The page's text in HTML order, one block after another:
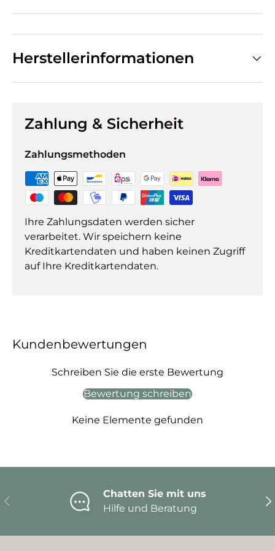
Herstellerinformationen
Zahlung & Sicherheit
Zahlungsmethoden
Ihre Zahlungsdaten werden sicher
verarbeitet. Wir speichern keine
Kreditkartendaten und haben keinen Zugriff
auf Ihre Kreditkartendaten.
Kundenbewertungen
Schreiben Sie die erste Bewertung
Bewertung schreiben
Keine Elemente gefunden
Vorherige
Chatten Sie mit uns
Hilfe und Beratung